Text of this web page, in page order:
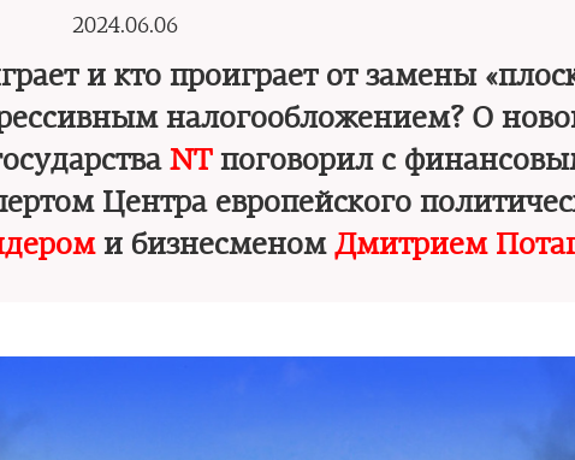
2024.06.06
и кто проиграет от замены
налогообложением? О
NT поговорил с
Центра европейского
и бизнесменом Дмитрием